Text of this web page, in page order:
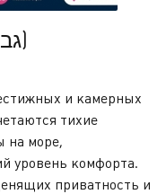
Гиват-Даунс (גבעת דאונס)
и камерных
тихие
на море,
уровень комфорта.
приватность и